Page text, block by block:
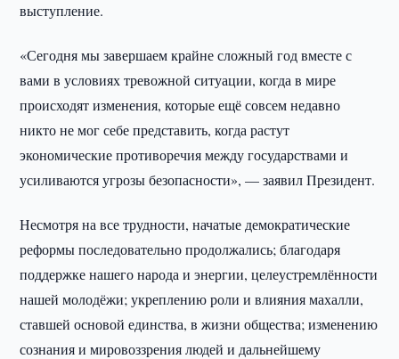
выступление.
«Сегодня мы завершаем крайне сложный год вместе с
вами в условиях тревожной ситуации, когда в мире
происходят изменения, которые ещё совсем недавно
никто не мог себе представить, когда растут
экономические противоречия между государствами и
усиливаются угрозы безопасности», — заявил Президент.
Несмотря на все трудности, начатые демократические
реформы последовательно продолжались; благодаря
поддержке нашего народа и энергии, целеустремлённости
нашей молодёжи; укреплению роли и влияния махалли,
ставшей основой единства, в жизни общества; изменению
сознания и мировоззрения людей и дальнейшему